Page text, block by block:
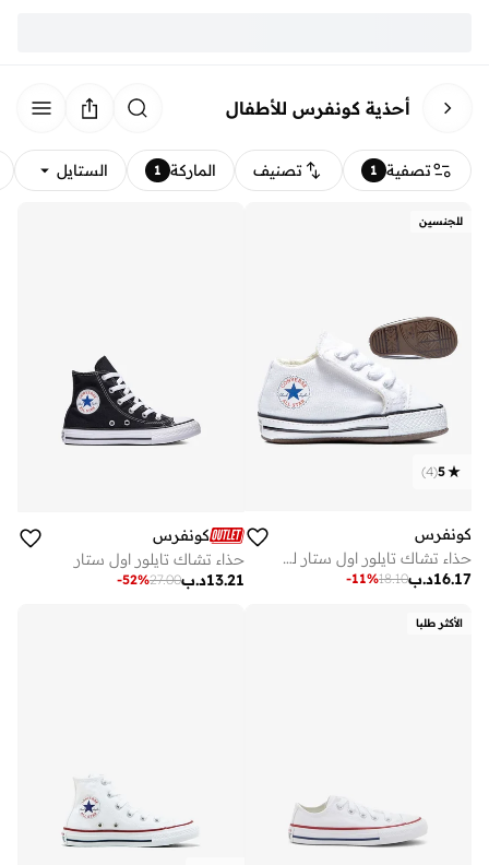
أحذية كونفرس للأطفال
تصفية 1 تصنيف الماركة 1 الستايل
للجنسين
5
(
4
)
كونفرس
حذاء تشاك تايلور اول ستار للبيبي
د.ب16.17
18.10
-11%
كونفرس
حذاء تشاك تايلور اول ستار
د.ب13.21
27.00
-52%
الأكثر طلبا